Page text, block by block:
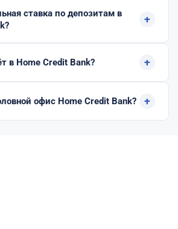
ставка по депозитам в
+
в Home Credit Bank? +
офис Home Credit Bank? +